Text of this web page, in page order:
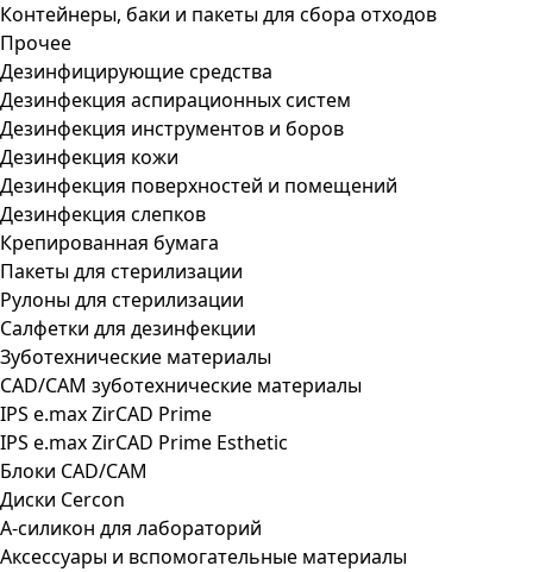
Контейнеры, баки и пакеты для сбора отходов
Прочее
Дезинфицирующие средства
Дезинфекция аспирационных систем
Дезинфекция инструментов и боров
Дезинфекция кожи
Дезинфекция поверхностей и помещений
Дезинфекция слепков
Крепированная бумага
Пакеты для стерилизации
Рулоны для стерилизации
Салфетки для дезинфекции
Зуботехнические материалы
CAD/CAM зуботехнические материалы
IPS e.max ZirCAD Prime
IPS e.max ZirCAD Prime Esthetic
Блоки CAD/CAM
Диски Cercon
А-силикон для лабораторий
Аксессуары и вспомогательные материалы